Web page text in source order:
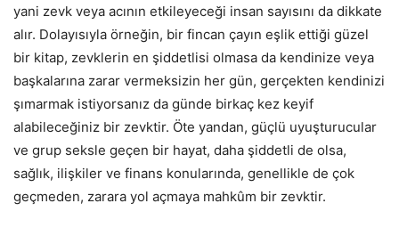
yani zevk veya acının etkileyeceği insan sayısını da dikkate
alır. Dolayısıyla örneğin, bir fincan çayın eşlik ettiği güzel
bir kitap, zevklerin en şiddetlisi olmasa da kendinize veya
başkalarına zarar vermeksizin her gün, gerçekten kendinizi
şımarmak istiyorsanız da günde birkaç kez keyif
alabileceğiniz bir zevktir. Öte yandan, güçlü uyuşturucular
ve grup seksle geçen bir hayat, daha şiddetli de olsa,
sağlık, ilişkiler ve finans konularında, genellikle de çok
geçmeden, zarara yol açmaya mahkûm bir zevktir.